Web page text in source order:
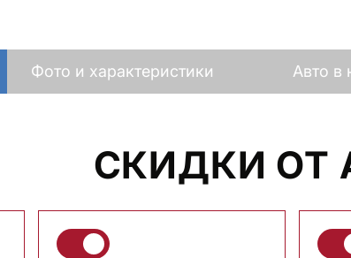
Фото и характеристики Авто в
СКИДКИ ОТ